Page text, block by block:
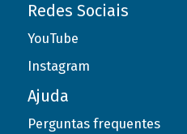
Redes Sociais
YouTube
Instagram
Ajuda
Perguntas frequentes